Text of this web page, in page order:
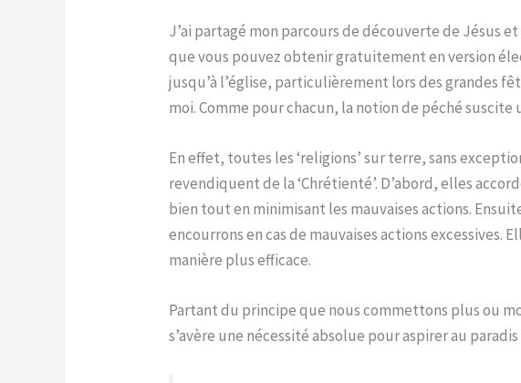
J’ai partagé mon parcours de découverte de Jésus
que vous pouvez obtenir gratuitement en version
jusqu’à l’église, particulièrement lors des grandes
moi. Comme pour chacun, la notion de péché suscite
En effet, toutes les ‘religions’ sur terre, sans
revendiquent de la ‘Chrétienté’. D’abord, elles
bien tout en minimisant les mauvaises actions.
encourrons en cas de mauvaises actions
manière plus efficace.
Partant du principe que nous commettons plus ou
s’avère une nécessité absolue pour aspirer au paradis